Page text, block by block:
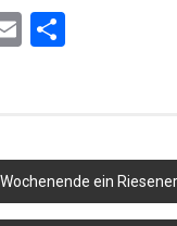
EmailTeilen
ein